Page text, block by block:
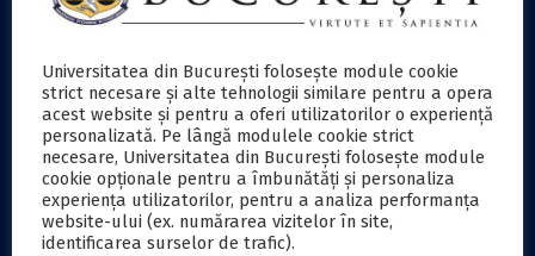
EDUROAM
Conducere
Administraţie
Comisii UB
Universitatea din București folosește module cookie
strict necesare și alte tehnologii similare pentru a opera
acest website și pentru a oferi utilizatorilor o experiență
personalizată. Pe lângă modulele cookie strict
necesare, Universitatea din București folosește module
cookie opționale pentru a îmbunătăți și personaliza
experiența utilizatorilor, pentru a analiza performanța
website-ului (ex. numărarea vizitelor în site,
identificarea surselor de trafic).